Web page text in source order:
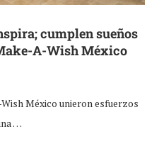
cumplen sueños
A-Wish México
México unieron esfuerzos
…